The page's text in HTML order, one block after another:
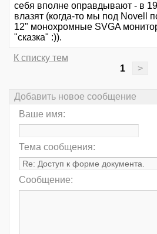
себя вполне оправдывают - в
влазят (когда-то мы под Novell
12" монохромные SVGA
"сказка" :)).
К списку тем
1
>
Добавить новое сообщение
Ваше имя:
Тема сообщения:
Сообщение: